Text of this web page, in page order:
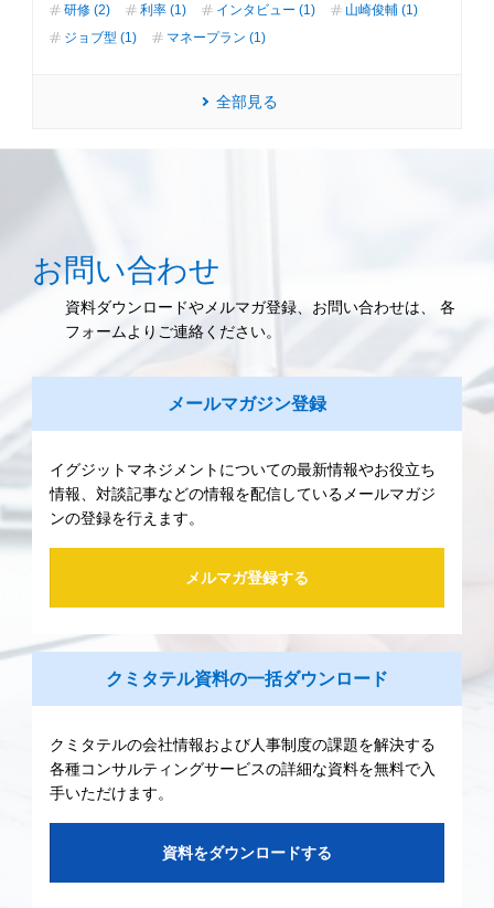
研修 (2)
利率 (1) インタビュー (1)
山崎俊輔 (1)
ジョブ型 (1)
マネープラン (1)
全部見る
お問い合わせ
資料ダウンロードやメルマガ登録、お問い合わせは、 各
フォームよりご連絡ください。
メールマガジン登録
イグジットマネジメントについての最新情報やお役立ち
情報、対談記事などの情報を配信しているメールマガジ
ンの登録を行えます。
メルマガ登録する
クミタテル資料の一括ダウンロード
クミタテルの会社情報および人事制度の課題を解決する
各種コンサルティングサービスの詳細な資料を無料で入
手いただけます。
資料をダウンロードする